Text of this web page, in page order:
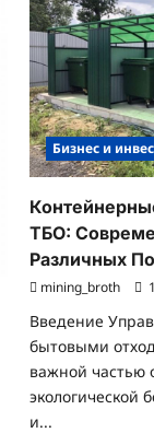
Бизнес и
ТБО:
Различных
mining_broth
Введение
бытовыми
важной частью
экологической
и...